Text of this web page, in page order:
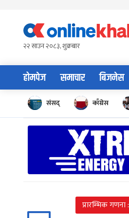
content२२ साउन २०८३, शुक्रबार
होमपेज समाचार बिजनेस
संसद् काँग्रेस
प्रारम्भिक गणना :